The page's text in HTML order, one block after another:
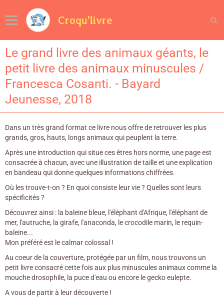
Croqu'livre
Le grand livre des animaux géants, le
petit livre des animaux minuscules /
Francesca Cosanti. - Bayard
Jeunesse, 2018
Dans un très grand format ce livre nous offre de retrouver les plus
grands, gros, hauts, longs animaux qui peuplent la terre.
Après une introduction qui situe ces êtres hors norme, une page est
consacrée à chacun, avec une illustration de taille et une explication
en bandeau qui donne quelques informations chiffrées.
Où les trouve-t-on ? En quoi consiste leur vie ? Quelles sont leurs
spécificités ?
Découvrez ainsi : la baleine bleue, l'éléphant d'Afrique, l'éléphant de
mer, l'autruche, la girafe, l'anaconda, le crocodile marin, le requin-
baleine...
Mon préféré est le calmar colossal !
Au coeur de la couverture, protégée par un film, nous trouvons un
petit livre consacré cette fois aux plus minuscules animaux comme la
mouche drosophile, la puce d'eau ou encore le gecko eulepte.
A vous de partir à leur découverte !